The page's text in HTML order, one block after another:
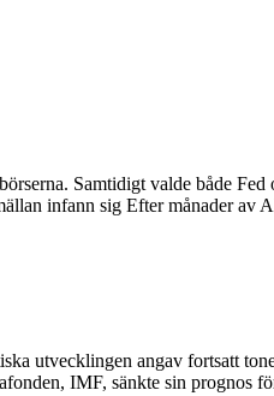
Samtidigt valde både
infann sig Efter månader
utvecklingen angav fortsatt
IMF, sänkte sin